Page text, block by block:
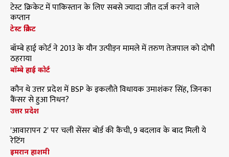
टेस्ट क्रिकेट में पाकिस्तान के लिए सबसे ज्यादा जीत दर्ज करने वाले
कप्तान
टेस्ट क्रिकेट
बॉम्बे हाई कोर्ट ने 2013 के यौन उत्पीड़न मामले में तरुण तेजपाल को दोषी
ठहराया
बॉम्बे हाई कोर्ट
कौन थे उत्तर प्रदेश में BSP के इकलौते विधायक उमाशंकर सिंह, जिनका
कैंसर से हुआ निधन?
उत्तर प्रदेश
'आवारापन 2' पर चली सेंसर बोर्ड की कैंची, 9 बदलाव के बाद मिली ये
रेटिंग
इमरान हाशमी